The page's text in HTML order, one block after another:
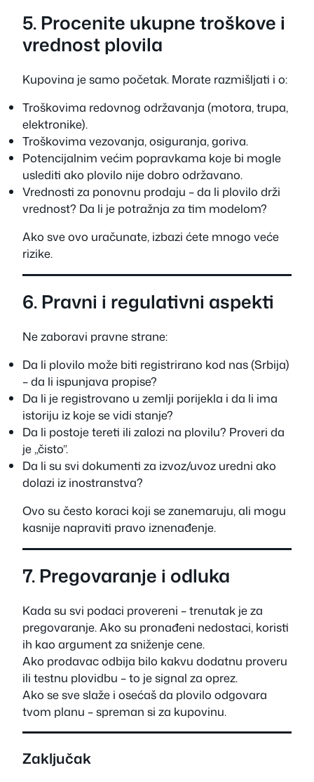
5. Procenite ukupne troškove i
vrednost plovila
Kupovina je samo početak. Morate razmišljati i o:
Troškovima redovnog održavanja (motora, trupa,
elektronike).
Troškovima vezovanja, osiguranja, goriva.
Potencijalnim većim popravkama koje bi mogle
uslediti ako plovilo nije dobro održavano.
Vrednosti za ponovnu prodaju – da li plovilo drži
vrednost? Da li je potražnja za tim modelom?
Ako sve ovo uračunate, izbazi ćete mnogo veće
rizike.
6. Pravni i regulativni aspekti
Ne zaboravi pravne strane:
Da li plovilo može biti registrirano kod nas (Srbija)
– da li ispunjava propise?
Da li je registrovano u zemlji porijekla i da li ima
istoriju iz koje se vidi stanje?
Da li postoje tereti ili zalozi na plovilu? Proveri da
je „čisto”.
Da li su svi dokumenti za izvoz/uvoz uredni ako
dolazi iz inostranstva?
Ovo su često koraci koji se zanemaruju, ali mogu
kasnije napraviti pravo iznenađenje.
7. Pregovaranje i odluka
Kada su svi podaci provereni – trenutak je za
pregovaranje. Ako su pronađeni nedostaci, koristi
ih kao argument za sniženje cene.
Ako prodavac odbija bilo kakvu dodatnu proveru
ili testnu plovidbu – to je signal za oprez.
Ako se sve slaže i osećaš da plovilo odgovara
tvom planu – spreman si za kupovinu.
Zaključak